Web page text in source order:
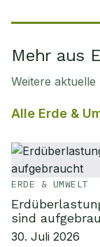
Mehr aus
Weitere
Alle Erde &
ERDE & UMWELT
sind
30. Juli 2026